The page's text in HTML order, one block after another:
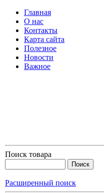
Главная
О нас
Контакты
Карта сайта
Полезное
Новости
Важное
Поиск товара
Расширенный поиск